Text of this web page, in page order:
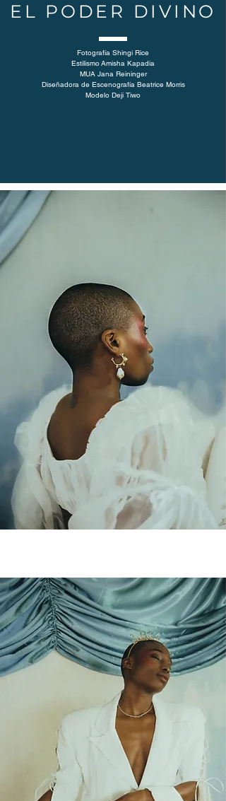
EL PODER DIVINO
Fotografía Shingi Rice
EstilismoAmisha Kapadia
MUA Jana Reininger
Diseñadora de Escenografía Beatrice Morris
Modelo Deji Tiwo